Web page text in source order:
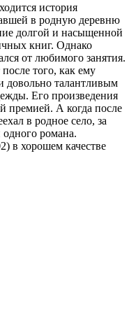
история
в родную деревню
долгой и насыщенной
книг. Однако
от любимого занятия.
того, как ему
талантливым
Его произведения
премией. А когда после
в родное село, за
одного романа.
в хорошем качестве